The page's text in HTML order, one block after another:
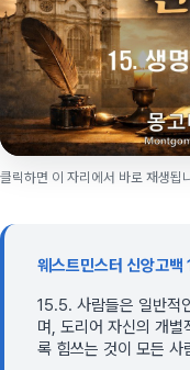
클릭하면 이 자리에서 바로 재생됩
웨스트민스터 신앙고백
15.5. 사람들은 일반적
며, 도리어 자신의 개
록 힘쓰는 것이 모든 사